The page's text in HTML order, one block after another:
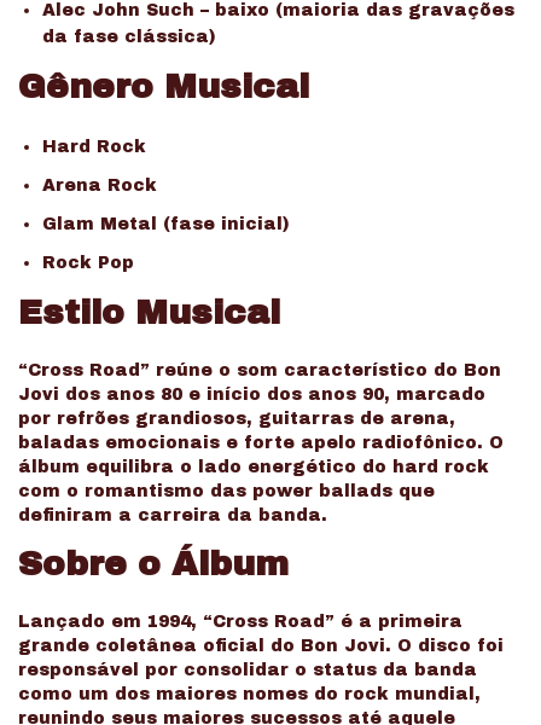
Alec John Such – baixo (maioria das gravações
da fase clássica)
Gênero Musical
Hard Rock
Arena Rock
Glam Metal (fase inicial)
Rock Pop
Estilo Musical
“Cross Road” reúne o som característico do Bon
Jovi dos anos 80 e início dos anos 90, marcado
por refrões grandiosos, guitarras de arena,
baladas emocionais e forte apelo radiofônico. O
álbum equilibra o lado energético do hard rock
com o romantismo das power ballads que
definiram a carreira da banda.
Sobre o Álbum
Lançado em 1994, “Cross Road” é a primeira
grande coletânea oficial do Bon Jovi. O disco foi
responsável por consolidar o status da banda
como um dos maiores nomes do rock mundial,
reunindo seus maiores sucessos até aquele